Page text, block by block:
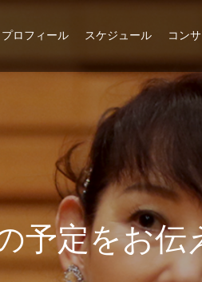
プロフィール スケジュール コン
予定をお伝